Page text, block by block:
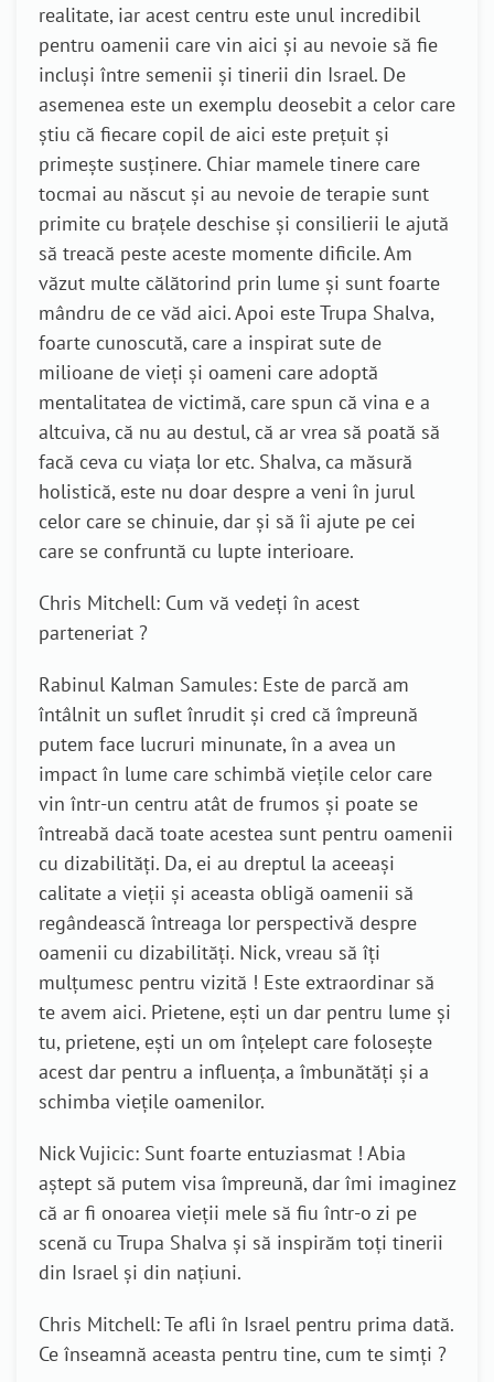
realitate, iar acest centru este unul incredibil
pentru oamenii care vin aici și au nevoie să fie
incluși între semenii și tinerii din Israel. De
asemenea este un exemplu deosebit a celor care
știu că fiecare copil de aici este prețuit și
primește susținere. Chiar mamele tinere care
tocmai au născut și au nevoie de terapie sunt
primite cu brațele deschise și consilierii le ajută
să treacă peste aceste momente dificile. Am
văzut multe călătorind prin lume și sunt foarte
mândru de ce văd aici. Apoi este Trupa Shalva,
foarte cunoscută, care a inspirat sute de
milioane de vieți și oameni care adoptă
mentalitatea de victimă, care spun că vina e a
altcuiva, că nu au destul, că ar vrea să poată să
facă ceva cu viața lor etc. Shalva, ca măsură
holistică, este nu doar despre a veni în jurul
celor care se chinuie, dar și să îi ajute pe cei
care se confruntă cu lupte interioare.
Chris Mitchell: Cum vă vedeți în acest
parteneriat ?
Rabinul Kalman Samules: Este de parcă am
întâlnit un suflet înrudit și cred că împreună
putem face lucruri minunate, în a avea un
impact în lume care schimbă viețile celor care
vin într-un centru atât de frumos și poate se
întreabă dacă toate acestea sunt pentru oamenii
cu dizabilități. Da, ei au dreptul la aceeași
calitate a vieții și aceasta obligă oamenii să
regândească întreaga lor perspectivă despre
oamenii cu dizabilități. Nick, vreau să îți
mulțumesc pentru vizită ! Este extraordinar să
te avem aici. Prietene, ești un dar pentru lume și
tu, prietene, ești un om înțelept care folosește
acest dar pentru a influența, a îmbunătăți și a
schimba viețile oamenilor.
Nick Vujicic: Sunt foarte entuziasmat ! Abia
aștept să putem visa împreună, dar îmi imaginez
că ar fi onoarea vieții mele să fiu într-o zi pe
scenă cu Trupa Shalva și să inspirăm toți tinerii
din Israel și din națiuni.
Chris Mitchell: Te afli în Israel pentru prima dată.
Ce înseamnă aceasta pentru tine, cum te simți ?